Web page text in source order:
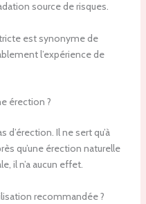
source de risques.
est synonyme de
l’expérience de
érection ?
d’érection. Il ne sert qu’à
qu’une érection naturelle
il n’a aucun effet.
recommandée ?